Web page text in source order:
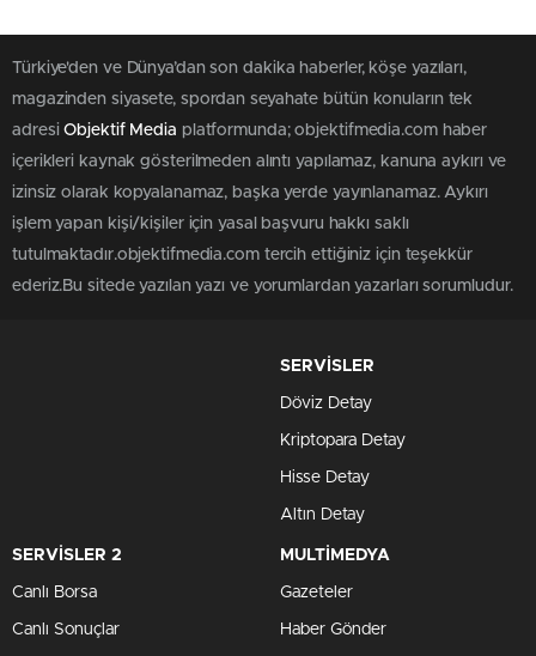
Türkiye'den ve Dünya’dan son dakika haberler, köşe yazıları,
magazinden siyasete, spordan seyahate bütün konuların tek
adresiObjektif Media platformunda; objektifmedia.com haber
içerikleri kaynak gösterilmeden alıntı yapılamaz, kanuna aykırı ve
izinsiz olarak kopyalanamaz, başka yerde yayınlanamaz. Aykırı
işlem yapan kişi/kişiler için yasal başvuru hakkı saklı
tutulmaktadır.objektifmedia.com tercih ettiğiniz için teşekkür
ederiz.Bu sitede yazılan yazı ve yorumlardan yazarları sorumludur.
SERVİSLER
Döviz Detay
Kriptopara Detay
Hisse Detay
Altın Detay
SERVİSLER 2
Canlı Borsa
Canlı Sonuçlar
MULTİMEDYA
Gazeteler
Haber Gönder